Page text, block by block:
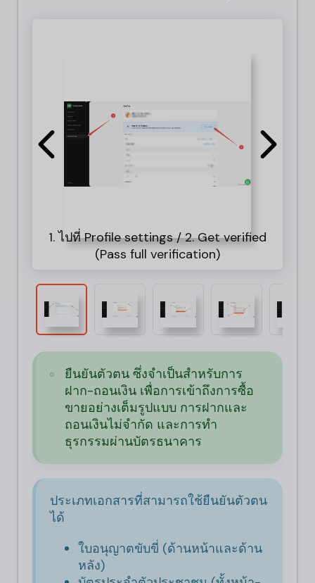
1. ไปที่ Profile settings / 2. Get verified
(Pass full verification)
ยืนยันตัวตน ซึ่งจำเป็นสำหรับการ
ฝาก-ถอนเงิน เพื่อการเข้าถึงการซื้อ
ขายอย่างเต็มรูปแบบ การฝากและ
ถอนเงินไม่จำกัด และการทำ
ธุรกรรมผ่านบัตรธนาคาร
ประเภทเอกสารที่สามารถใช้ยืนยันตัวตน
ได้
ใบอนุญาตขับขี่ (ด้านหน้าและด้าน
หลัง)